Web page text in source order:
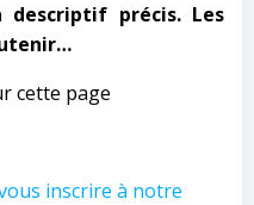
descriptif précis. Les
cette page
inscrire à notre